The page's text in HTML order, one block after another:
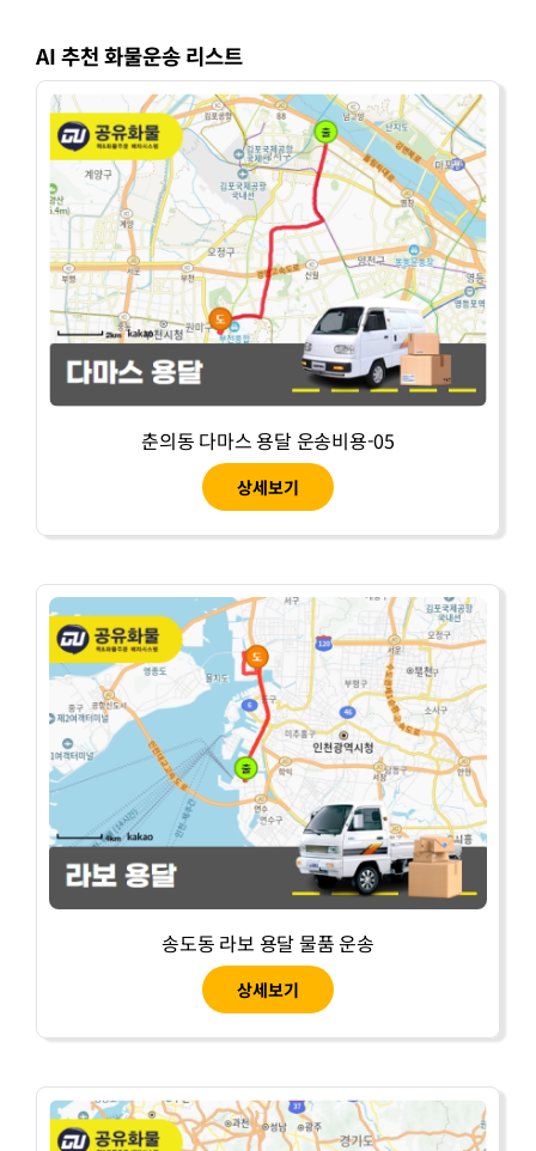
AI 추천 화물운송 리스트
춘의동 다마스 용달 운송비용-05
상세보기
송도동 라보 용달 물품 운송
상세보기